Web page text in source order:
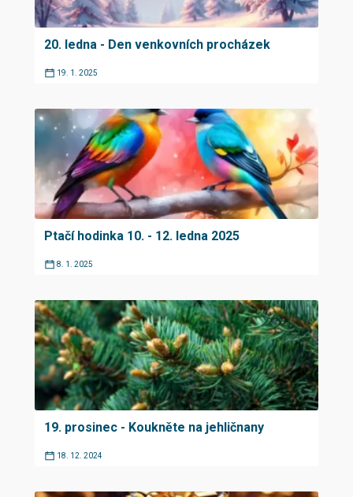
20. ledna - Den venkovních procházek
19. 1. 2025
Ptačí hodinka 10. - 12. ledna 2025
8. 1. 2025
19. prosinec - Koukněte na jehličnany
18. 12. 2024